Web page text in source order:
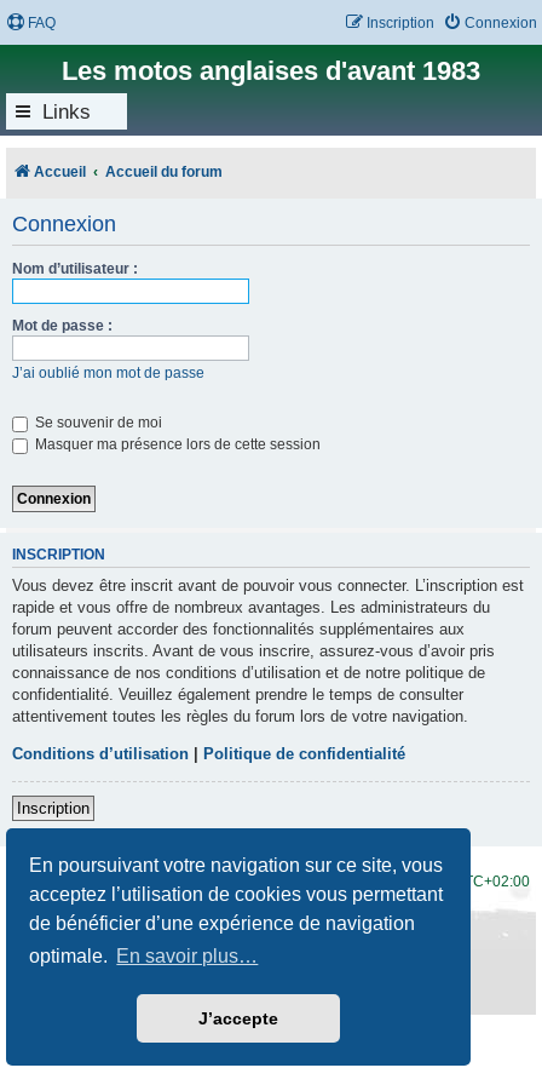
En poursuivant votre navigation sur ce site, vous
acceptez l’utilisation de cookies vous permettant
de bénéficier d’une expérience de navigation
optimale. En savoir plus…
J’accepte
FAQ Connexion
Inscription
Les motos anglaises d'avant 1983
Links
Accueil Accueil du forum
Connexion
Nom d’utilisateur :
Mot de passe :
J’ai oublié mon mot de passe
Se souvenir de moi
Masquer ma présence lors de cette session
INSCRIPTION
Vous devez être inscrit avant de pouvoir vous connecter. L’inscription est
rapide et vous offre de nombreux avantages. Les administrateurs du
forum peuvent accorder des fonctionnalités supplémentaires aux
utilisateurs inscrits. Avant de vous inscrire, assurez-vous d’avoir pris
connaissance de nos conditions d’utilisation et de notre politique de
confidentialité. Veuillez également prendre le temps de consulter
attentivement toutes les règles du forum lors de votre navigation.
Conditions d’utilisation Politique de confidentialité
Inscription
UTC+02:00
Développé par phpBB® Forum Software © phpBB Limited
Traduction française officielle
Prosilver New Edition
Confidentialité|Conditions